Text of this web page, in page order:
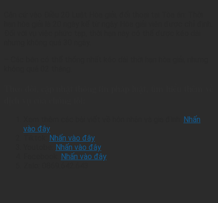
Nhấn
vào đây
Nhấn vào đây
Nhấn vào đây
Nhấn vào đây